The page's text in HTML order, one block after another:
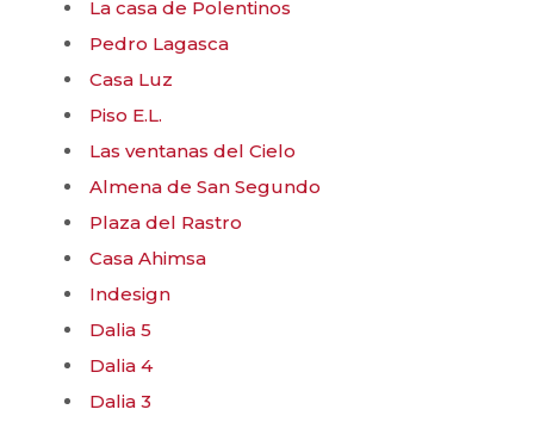
La casa de Polentinos
Pedro Lagasca
Casa Luz
Piso E.L.
Las ventanas del Cielo
Almena de San Segundo
Plaza del Rastro
Casa Ahimsa
Indesign
Dalia 5
Dalia 4
Dalia 3